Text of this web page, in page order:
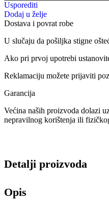
Usporediti
Dodaj u želje
Dostava i povrat robe
U slučaju da pošiljka stigne
Ako pri prvoj upotrebi
Reklamaciju možete prijaviti
Garancija
Većina naših proizvoda dolazi
nepravilnog korištenja ili
Detalji proizvoda
Opis